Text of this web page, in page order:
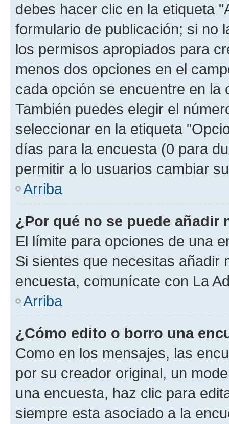
debes hacer clic en la etiqueta
formulario de publicación; si no
los permisos apropiados para
menos dos opciones en el
cada opción se encuentre en
También puedes elegir el
seleccionar en la etiqueta
días para la encuesta (0 para
permitir a lo usuarios cambiar
Arriba
¿Por qué no se puede añadir
El límite para opciones de una
Si sientes que necesitas añadir
encuesta, comunícate con La
Arriba
¿Cómo edito o borro una
Como en los mensajes, las
por su creador original, un
una encuesta, haz clic para
siempre esta asociado a la